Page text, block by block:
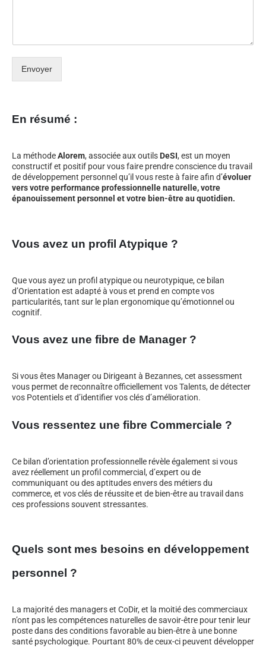
Envoyer
En résumé :
La méthodeAlorem, associée aux outils DeSI, est un moyen
constructif et positif pour vous faire prendre conscience du travail
de développement personnel qu’il vous reste à faire afin d’évoluer
vers votre performance professionnelle naturelle, votre
épanouissement personnel et votre bien-être au quotidien.
Vous avez un profil Atypique ?
Que vous ayez un profil atypique ou neurotypique, ce bilan
d’Orientation est adapté à vous et prend en compte vos
particularités, tant sur le plan ergonomique qu’émotionnel ou
cognitif.
Vous avez une fibre de Manager ?
Si vous êtes Manager ou Dirigeant à Bezannes, cet assessment
vous permet de reconnaître officiellement vos Talents, de détecter
vos Potentiels et d’identifier vos clés d’amélioration.
Vous ressentez une fibre Commerciale ?
Ce bilan d’orientation professionnelle révèle également si vous
avez réellement un profil commercial, d’expert ou de
communiquant ou des aptitudes envers des métiers du
commerce, et vos clés de réussite et de bien-être au travail dans
ces professions souvent stressantes.
Quels sont mes besoins en développement
personnel ?
La majorité des managers et CoDir, et la moitié des commerciaux
n’ont pas les compétences naturelles de savoir-être pour tenir leur
poste dans des conditions favorable au bien-être à une bonne
santé psychologique. Pourtant 80% de ceux-ci peuvent développer